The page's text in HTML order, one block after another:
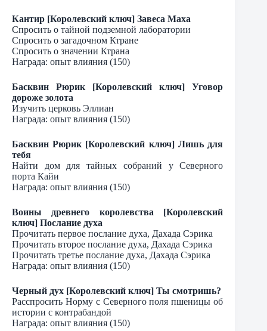
Кантир [Королевский ключ] Завеса Маха
Спросить о тайной подземной лаборатории
Спросить о загадочном Ктране
Спросить о значении Ктрана
Награда: опыт влияния (150)
Басквин Рюрик [Королевский ключ] Уговор
дороже золота
Изучить церковь Эллиан
Награда: опыт влияния (150)
Басквин Рюрик [Королевский ключ] Лишь для
тебя
Найти дом для тайных собраний у Северного
порта Кайи
Награда: опыт влияния (150)
Воины древнего королевства [Королевский
ключ] Послание духа
Прочитать первое послание духа, Дахада Сэрика
Прочитать второе послание духа, Дахада Сэрика
Прочитать третье послание духа, Дахада Сэрика
Награда: опыт влияния (150)
Черный дух [Королевский ключ] Ты смотришь?
Расспросить Норму с Северного поля пшеницы об
истории с контрабандой
Награда: опыт влияния (150)